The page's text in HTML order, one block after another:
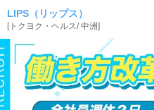
お迎え致します。
LIPS（リップス）
[トクヨク・ヘルス/中洲]